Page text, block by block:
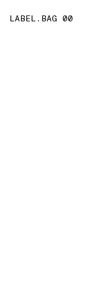
LABEL.BAG 00
LABEL.ITEMS